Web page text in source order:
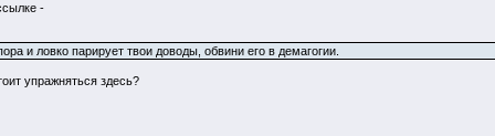
-
и ловко парирует твои доводы, обвини его в демагогии.
упражняться здесь?